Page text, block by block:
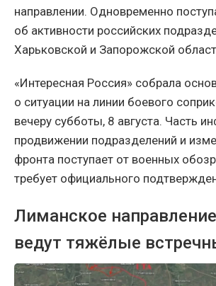
направлении. Одновременно
об активности российских
Харьковской и Запорожской
«Интересная Россия» собрала
о ситуации на линии боевого
вечеру субботы, 8 августа. Часть
продвижении подразделений и
фронта поступает от военных
требует официального
Лиманское
ведут тяжёлые